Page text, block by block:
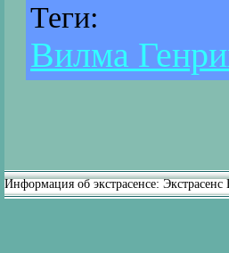
Теги:
Вилма
Информация об экстрасенсе: